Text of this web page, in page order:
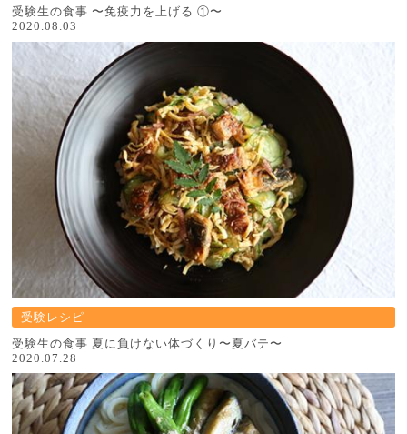
受験⽣の⾷事 〜免疫⼒を上げる ①〜
2020.08.03
受験レシピ
受験⽣の⾷事 夏に負けない体づくり〜夏バテ〜
2020.07.28